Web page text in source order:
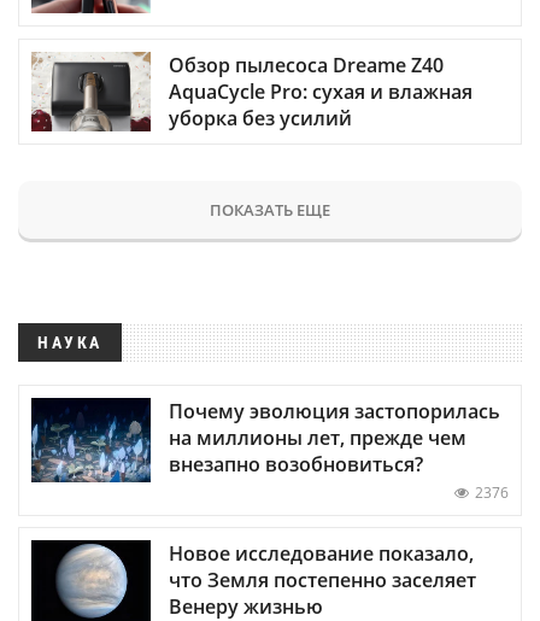
Обзор пылесоса Dreame Z40
AquaCycle Pro: сухая и влажная
уборка без усилий
ПОКАЗАТЬ ЕЩЕ
НАУКА
Почему эволюция застопорилась
на миллионы лет, прежде чем
внезапно возобновиться?
2376
Новое исследование показало,
что Земля постепенно заселяет
Венеру жизнью